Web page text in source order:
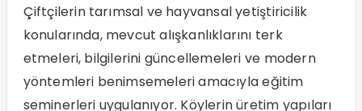
Çiftçilerin tarımsal ve hayvansal yetiştiricilik
konularında, mevcut alışkanlıklarını terk
etmeleri, bilgilerini güncellemeleri ve modern
yöntemleri benimsemeleri amacıyla eğitim
seminerleri uygulanıyor. Köylerin üretim yapıları